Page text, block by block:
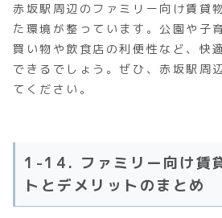
赤坂駅周辺のファミリー向け賃貸
た環境が整っています。公園や子
買い物や飲食店の利便性など、快
できるでしょう。ぜひ、赤坂駅周
てください。
1-14. ファミリー向け賃
トとデメリットのまとめ